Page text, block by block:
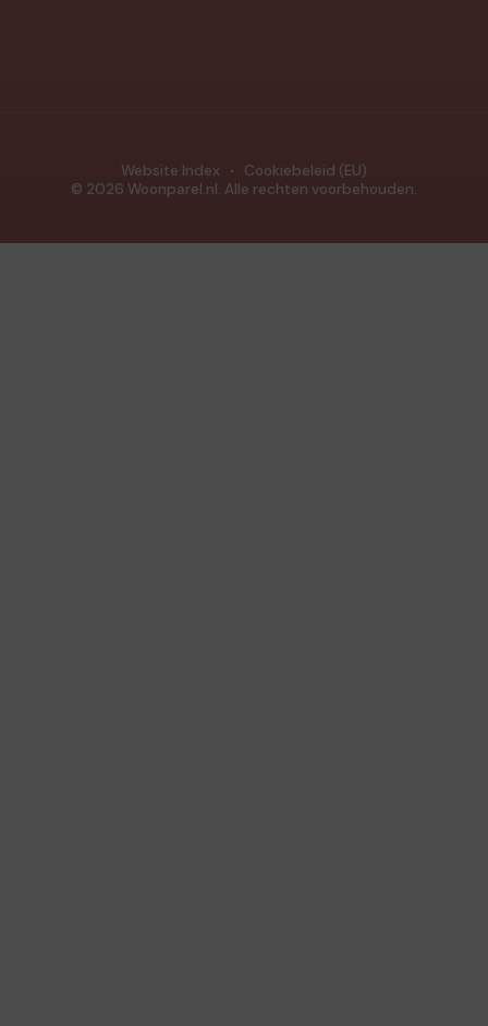
© 2026 Woonparel.nl. Alle rechten voorbehouden.
Website Index Cookiebeleid (EU)